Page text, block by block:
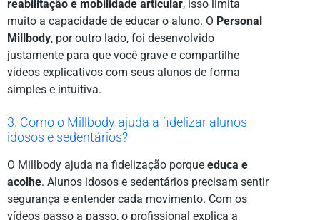
reabilitação e mobilidade articular, isso limita
muito a capacidade de educar o aluno. O Personal
Millbody, por outro lado, foi desenvolvido
justamente para que você grave e compartilhe
vídeos explicativos com seus alunos de forma
simples e intuitiva.
3. Como o Millbody ajuda a fidelizar alunos
idosos e sedentários?
O Millbody ajuda na fidelização porque educa e
acolhe. Alunos idosos e sedentários precisam sentir
segurança e entender cada movimento. Com os
vídeos passo a passo, o profissional explica a